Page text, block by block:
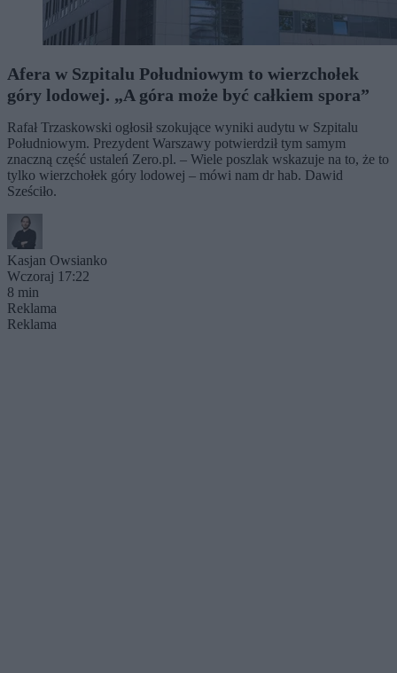
Afera w Szpitalu Południowym to wierzchołek
góry lodowej. „A góra może być całkiem spora”
Rafał Trzaskowski ogłosił szokujące wyniki audytu w Szpitalu
Południowym. Prezydent Warszawy potwierdził tym samym
znaczną część ustaleń Zero.pl. – Wiele poszlak wskazuje na to, że to
tylko wierzchołek góry lodowej – mówi nam dr hab. Dawid
Sześciło.
Kasjan Owsianko
Wczoraj 17:22
8 min
Reklama
Reklama